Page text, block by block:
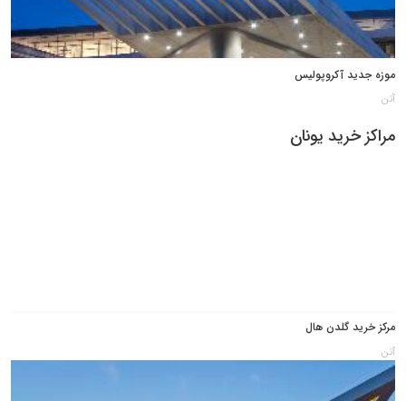
موزه جدید آکروپولیس
آتن
مراکز خرید یونان
مرکز خرید گلدن هال
آتن